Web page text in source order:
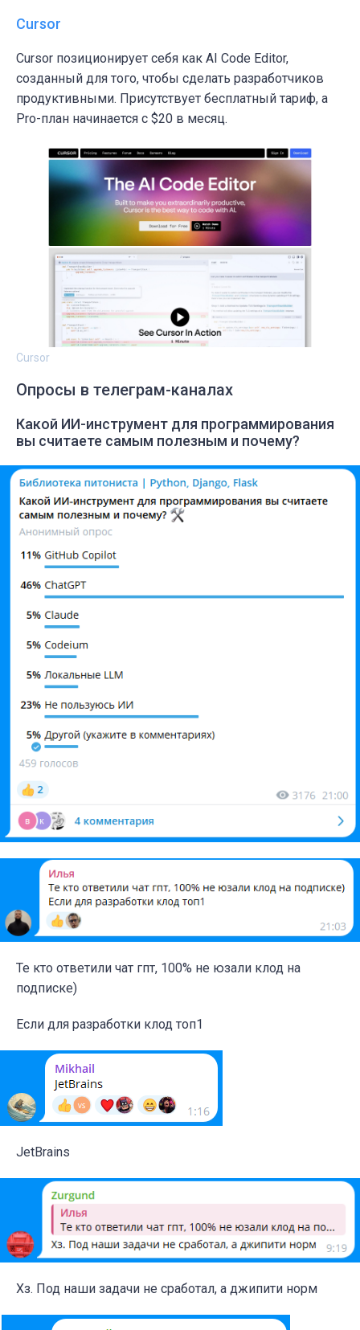
Cursor
Cursor позиционирует себя как AI Code Editor,
созданный для того, чтобы сделать разработчиков
продуктивными. Присутствует бесплатный тариф, а
Pro-план начинается с $20 в месяц.
Cursor
Опросы в телеграм-каналах
Какой ИИ-инструмент для программирования
вы считаете самым полезным и почему?
Те кто ответили чат гпт, 100% не юзали клод на
подписке)
Если для разработки клод топ1
JetBrains
Хз. Под наши задачи не сработал, а джипити норм